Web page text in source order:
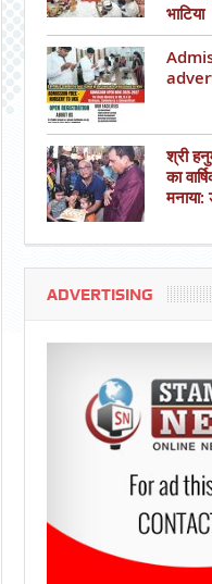
भाटिया
श्री
का
मनाया:
ADVERTISING